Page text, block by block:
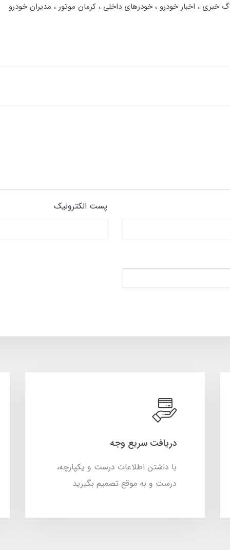
خبری اخبار خودرو خودرهای داخلی کرمان موتور مدیران خودرو
پست الکترونیک
دریافت سریع وجه
با داشتن اطلاعات درست و یکپارچه،
درست و به موقع تصمیم بگیرید